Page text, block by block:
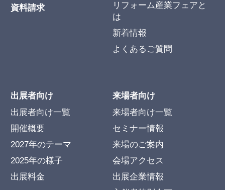
資料請求
リフォーム産業フェアと
は
新着情報
よくあるご質問
出展者向け
出展者向け一覧
開催概要
2027年のテーマ
2025年の様子
出展料金
来場者向け
来場者向け一覧
セミナー情報
来場のご案内
会場アクセス
出展企業情報